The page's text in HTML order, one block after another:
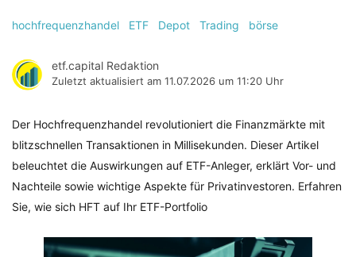
hochfrequenzhandel ETF Depot Trading börse
etf.capital Redaktion
Zuletzt aktualisiert am 11.07.2026 um 11:20 Uhr
Der Hochfrequenzhandel revolutioniert die Finanzmärkte mit
blitzschnellen Transaktionen in Millisekunden. Dieser Artikel
beleuchtet die Auswirkungen auf ETF-Anleger, erklärt Vor- und
Nachteile sowie wichtige Aspekte für Privatinvestoren. Erfahren
Sie, wie sich HFT auf Ihr ETF-Portfolio